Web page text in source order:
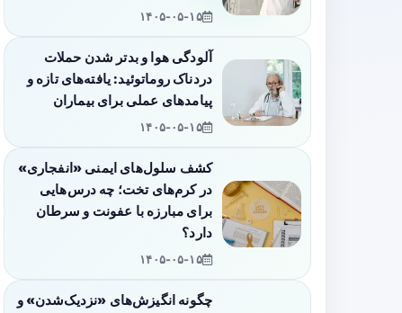
۱۴۰۵-۰۵-۱۵
آلودگی هوا و بدتر شدن حملات
دردناک روماتوئید: یافته‌های تازه و
پیامدهای عملی برای بیماران
۱۴۰۵-۰۵-۱۵
کشف سلول‌های ایمنی «انفجاری»
در کرم‌های تخت؛ چه درس‌هایی
برای مبارزه با عفونت و سرطان
دارد؟
۱۴۰۵-۰۵-۱۵
چگونه انگیزش‌های «نزدیک‌شدن» و